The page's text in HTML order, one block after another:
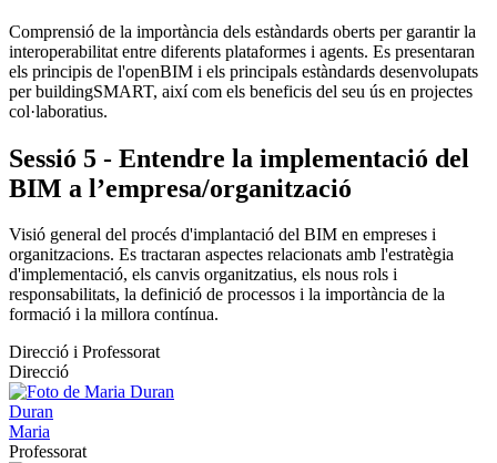
Comprensió de la importància dels estàndards oberts per garantir la
interoperabilitat entre diferents plataformes i agents. Es presentaran
els principis de l'openBIM i els principals estàndards desenvolupats
per buildingSMART, així com els beneficis del seu ús en projectes
col·laboratius.
Sessió 5 - Entendre la implementació del
BIM a l’empresa/organització
Visió general del procés d'implantació del BIM en empreses i
organitzacions. Es tractaran aspectes relacionats amb l'estratègia
d'implementació, els canvis organitzatius, els nous rols i
responsabilitats, la definició de processos i la importància de la
formació i la millora contínua.
Direcció i Professorat
Direcció
Duran
Maria
Professorat